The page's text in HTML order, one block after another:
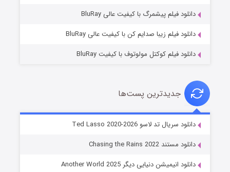
خاندان اژدها فصل ۳
دانلود فیلم پیشمرگ با کیفیت عالی BluRay
دانلود فیلم زیبا صدایم کن با کیفیت عالی BluRay
دانلود فیلم کوکتل مولوتوف با کیفیت BluRay
جدیدترین پست‌ها
دانلود سریال تد لاسو Ted Lasso 2020-2026
دانلود مستند Chasing the Rains 2022
دانلود انیمیشن دنیایی دیگر Another World 2025